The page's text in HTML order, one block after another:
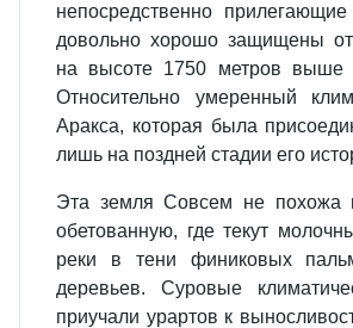
непосредственно
довольно хорошо защищены
на высоте 1750 метров выше
Относительно умеренный
Аракса, которая была
лишь на поздней стадии его
Эта земля Совсем не похожа
обетованную, где текут
реки в тени финиковых
деревьев. Суровые
приучали урартов к